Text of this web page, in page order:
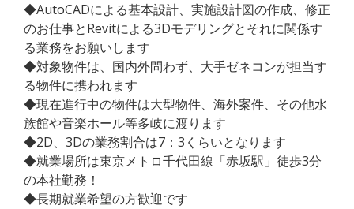
◆AutoCADによる基本設計、実施設計図の作成、修正
のお仕事とRevitによる3Dモデリングとそれに関係す
る業務をお願いします
◆対象物件は、国内外問わず、大手ゼネコンが担当す
る物件に携われます
◆現在進行中の物件は大型物件、海外案件、その他水
族館や音楽ホール等多岐に渡ります
◆2D、3Dの業務割合は7：3くらいとなります
◆就業場所は東京メトロ千代田線「赤坂駅」徒歩3分
の本社勤務！
◆長期就業希望の方歓迎です